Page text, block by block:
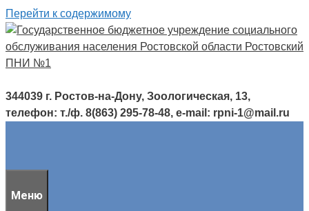
Перейти к содержимому
344039 г. Ростов-на-Дону, Зоологическая, 13,
телефон: т./ф. 8(863) 295-78-48, e-mail: rpni-1@mail.ru
Меню